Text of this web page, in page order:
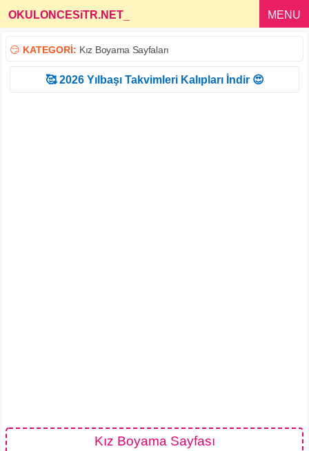
OKULONCESiTR.NET MENU
😏 KATEGORİ: Kız Boyama Sayfaları
🥰 2026 Yılbaşı Takvimleri Kalıpları İndir 😍
Kız Boyama Sayfası